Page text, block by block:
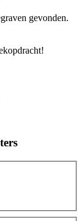
gevonden.